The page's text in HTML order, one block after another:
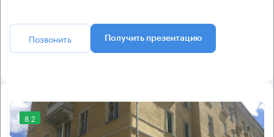
Позвонить Получить презентацию
8.2